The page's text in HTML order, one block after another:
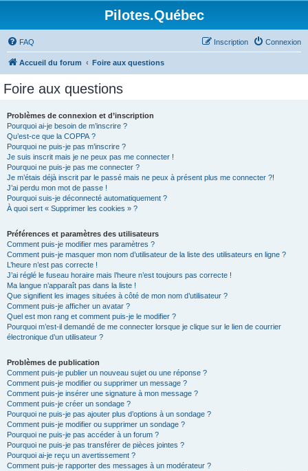
Pilotes.Québec
FAQ Connexion
Inscription
Accueil du forum Foire aux questions
Foire aux questions
Problèmes de connexion et d’inscription
Pourquoi ai-je besoin de m’inscrire ?
Qu’est-ce que la COPPA ?
Pourquoi ne puis-je pas m’inscrire ?
Je suis inscrit mais je ne peux pas me connecter !
Pourquoi ne puis-je pas me connecter ?
Je m’étais déjà inscrit par le passé mais ne peux à présent plus me connecter ?!
J’ai perdu mon mot de passe !
Pourquoi suis-je déconnecté automatiquement ?
À quoi sert « Supprimer les cookies » ?
Préférences et paramètres des utilisateurs
Comment puis-je modifier mes paramètres ?
Comment puis-je masquer mon nom d’utilisateur de la liste des utilisateurs en ligne ?
L’heure n’est pas correcte !
J’ai réglé le fuseau horaire mais l’heure n’est toujours pas correcte !
Ma langue n’apparaît pas dans la liste !
Que signifient les images situées à côté de mon nom d’utilisateur ?
Comment puis-je afficher un avatar ?
Quel est mon rang et comment puis-je le modifier ?
Pourquoi m’est-il demandé de me connecter lorsque je clique sur le lien de courrier
électronique d’un utilisateur ?
Problèmes de publication
Comment puis-je publier un nouveau sujet ou une réponse ?
Comment puis-je modifier ou supprimer un message ?
Comment puis-je insérer une signature à mon message ?
Comment puis-je créer un sondage ?
Pourquoi ne puis-je pas ajouter plus d’options à un sondage ?
Comment puis-je modifier ou supprimer un sondage ?
Pourquoi ne puis-je pas accéder à un forum ?
Pourquoi ne puis-je pas transférer de pièces jointes ?
Pourquoi ai-je reçu un avertissement ?
Comment puis-je rapporter des messages à un modérateur ?